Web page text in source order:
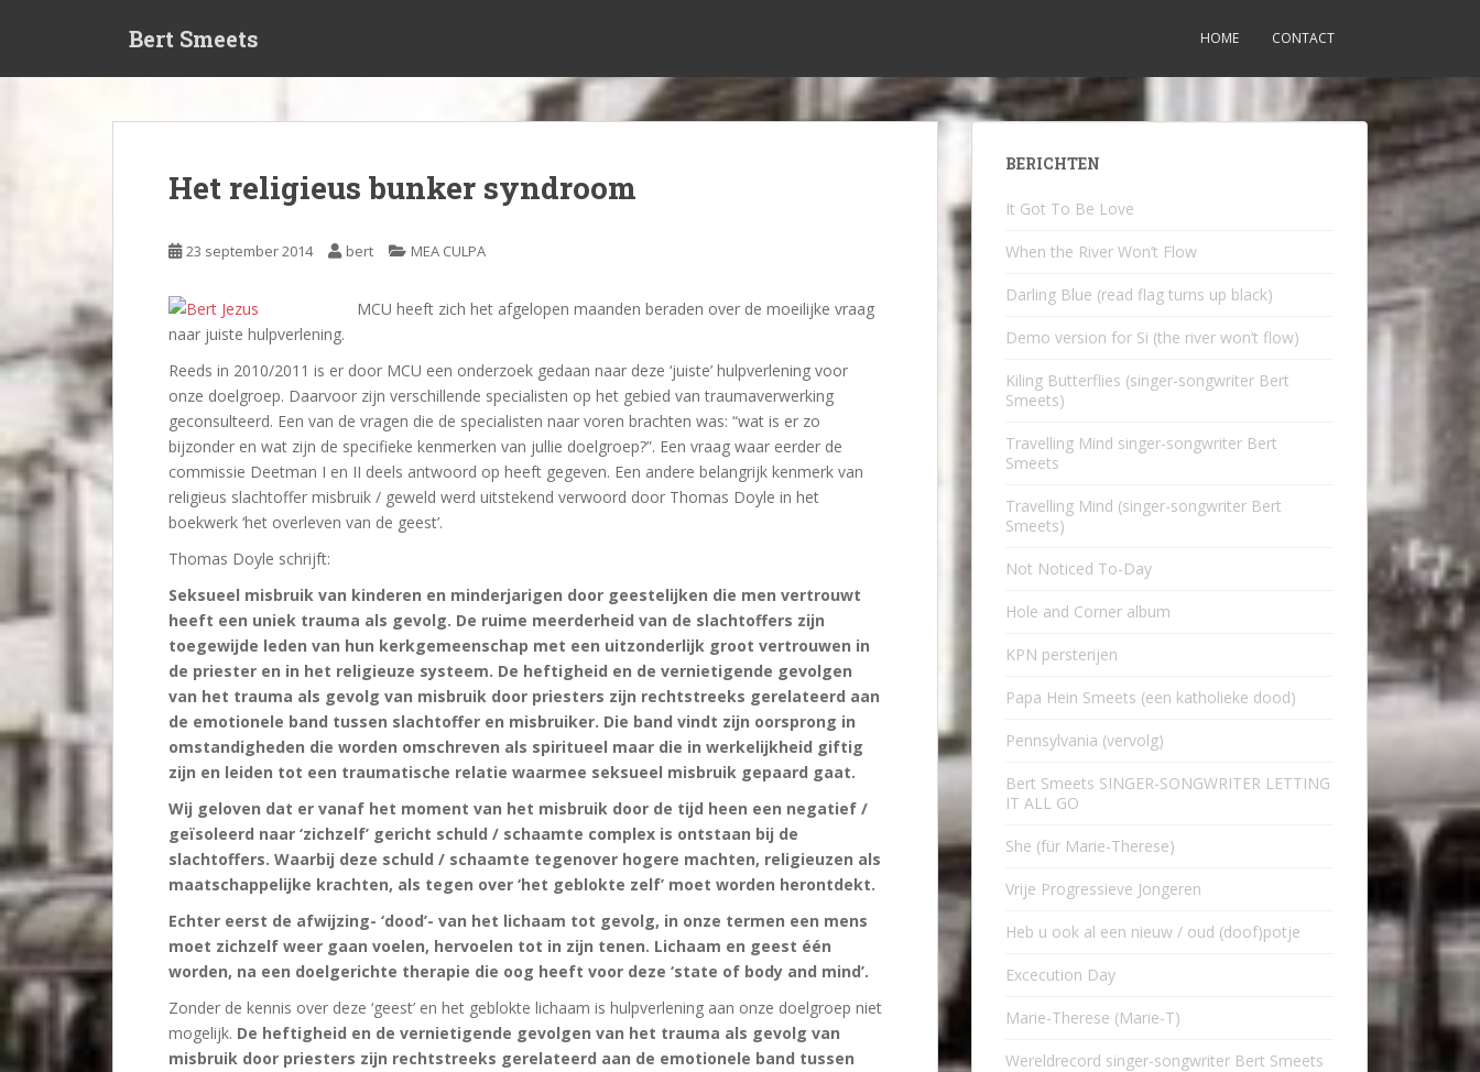
e
Bert Smeets HOME CONTACT
Het religieus bunker syndroom
23 september 2014 bert MEA CULPA
MCU heeft zich het afgelopen maanden beraden over de moeilijke vraag
naar juiste hulpverlening.
Reeds in 2010/2011 is er door MCU een onderzoek gedaan naar deze ‘juiste’ hulpverlening voor
onze doelgroep. Daarvoor zijn verschillende specialisten op het gebied van traumaverwerking
geconsulteerd. Een van de vragen die de specialisten naar voren brachten was: “wat is er zo
bijzonder en wat zijn de specifieke kenmerken van jullie doelgroep?”. Een vraag waar eerder de
commissie Deetman I en II deels antwoord op heeft gegeven. Een andere belangrijk kenmerk van
religieus slachtoffer misbruik / geweld werd uitstekend verwoord door Thomas Doyle in het
boekwerk ‘het overleven van de geest’.
Thomas Doyle schrijft:
Seksueel misbruik van kinderen en minderjarigen door geestelijken die men vertrouwt
heeft een uniek trauma als gevolg. De ruime meerderheid van de slachtoffers zijn
toegewijde leden van hun kerkgemeenschap met een uitzonderlijk groot vertrouwen in
de priester en in het religieuze systeem. De heftigheid en de vernietigende gevolgen
van het trauma als gevolg van misbruik door priesters zijn rechtstreeks gerelateerd aan
de emotionele band tussen slachtoffer en misbruiker. Die band vindt zijn oorsprong in
omstandigheden die worden omschreven als spiritueel maar die in werkelijkheid giftig
zijn en leiden tot een traumatische relatie waarmee seksueel misbruik gepaard gaat.
Wij geloven dat er vanaf het moment van het misbruik door de tijd heen een negatief /
geïsoleerd naar ‘zichzelf’ gericht schuld / schaamte complex is ontstaan bij de
slachtoffers. Waarbij deze schuld / schaamte tegenover hogere machten, religieuzen als
maatschappelijke krachten, als tegen over ‘het geblokte zelf’ moet worden herontdekt.
Echter eerst de afwijzing- ‘dood’- van het lichaam tot gevolg, in onze termen een mens
moet zichzelf weer gaan voelen, hervoelen tot in zijn tenen. Lichaam en geest één
worden, na een doelgerichte therapie die oog heeft voor deze ‘state of body and mind’.
Zonder de kennis over deze ‘geest’ en het geblokte lichaam is hulpverlening aan onze doelgroep niet
mogelijk. De heftigheid en de vernietigende gevolgen van het trauma als gevolg van
misbruik door priesters zijn rechtstreeks gerelateerd aan de emotionele band tussen
BERICHTEN
It Got To Be Love
When the River Won’t Flow
Darling Blue (read flag turns up black)
Demo version for Si (the river won’t flow)
Kiling Butterflies (singer-songwriter Bert
Smeets)
Travelling Mind singer-songwriter Bert
Smeets
Travelling Mind (singer-songwriter Bert
Smeets)
Not Noticed To-Day
Hole and Corner album
KPN persterijen
Papa Hein Smeets (een katholieke dood)
Pennsylvania (vervolg)
Bert Smeets SINGER-SONGWRITER LETTING
IT ALL GO
She (für Marie-Therese)
Vrije Progressieve Jongeren
Heb u ook al een nieuw / oud (doof)potje
Excecution Day
Marie-Therese (Marie-T)
Wereldrecord singer-songwriter Bert Smeets